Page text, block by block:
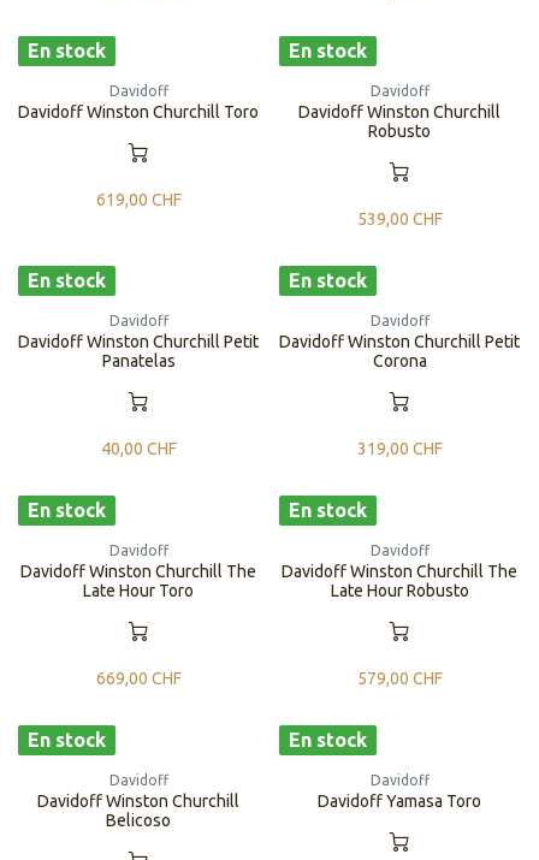
En stock
Davidoff
Davidoff Winston Churchill Toro
619,00 CHF
En stock
Davidoff
Davidoff Winston Churchill
Robusto
539,00 CHF
En stock
Davidoff
Davidoff Winston Churchill Petit
Panatelas
40,00 CHF
En stock
Davidoff
Davidoff Winston Churchill Petit
Corona
319,00 CHF
En stock
Davidoff
Davidoff Winston Churchill The
Late Hour Toro
669,00 CHF
En stock
Davidoff
Davidoff Winston Churchill The
Late Hour Robusto
579,00 CHF
En stock
Davidoff
Davidoff Winston Churchill
Belicoso
En stock
Davidoff
Davidoff Yamasa Toro